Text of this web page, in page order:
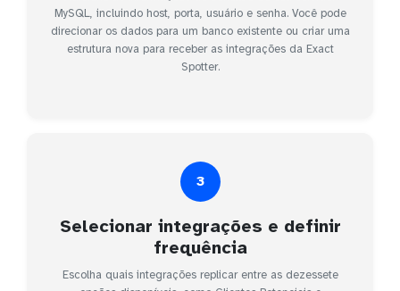
MySQL, incluindo host, porta, usuário e senha. Você pode
direcionar os dados para um banco existente ou criar uma
estrutura nova para receber as integrações da Exact
Spotter.
3
Selecionar integrações e definir
frequência
Escolha quais integrações replicar entre as dezessete